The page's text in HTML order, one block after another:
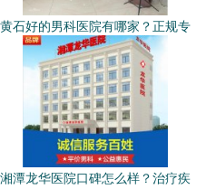
黄石好的男科医院有哪家？正规专
湘潭龙华医院口碑怎么样？治疗疾